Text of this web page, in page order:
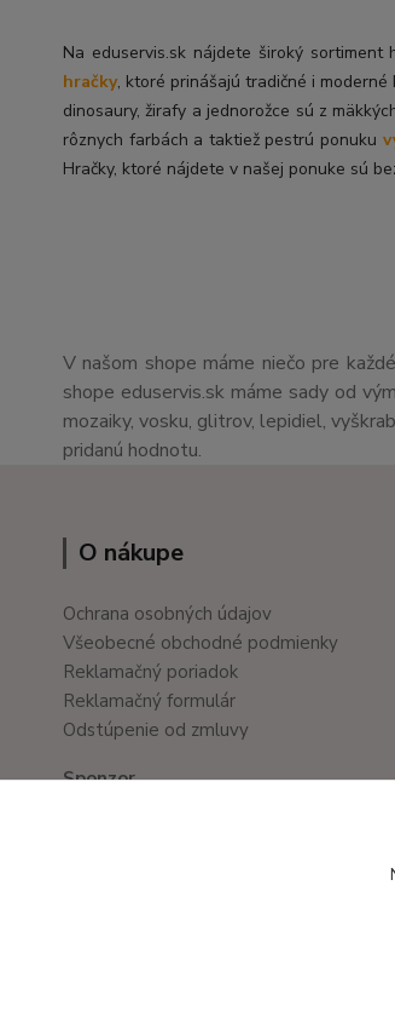
Na eduservis.sk nájdete široký
hračky, ktoré prinášajú tradičné i
dinosaury, žirafy a jednorožce sú z
rôznych farbách a taktiež pestrú ponuku
Hračky, ktoré nájdete v našej ponuke sú
V našom shope máme niečo pre
shope eduservis.sk máme sady od
mozaiky, vosku, glitrov, lepidiel,
pridanú hodnotu.
O nákupe
Ochrana osobných údajov
Všeobecné obchodné podmienky
Reklamačný poriadok
Reklamačný formulár
Odstúpenie od zmluvy
Sponzor